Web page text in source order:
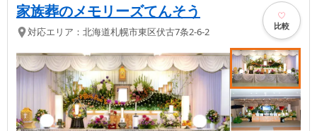
家族葬のメモリーズてんそう
対応エリア： 北海道札幌市東区伏古7条2-6-2 比較